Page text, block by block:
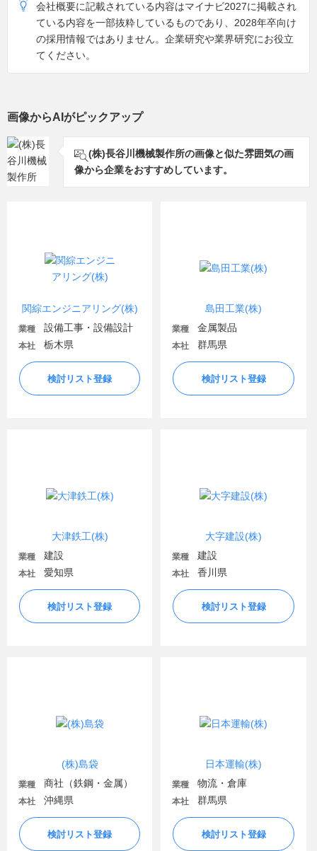
会社概要に記載されている内容はマイナビ2027に掲載され
ている内容を一部抜粋しているものであり、2028年卒向け
の採用情報ではありません。企業研究や業界研究にお役立
てください。
画像からAIがピックアップ
(株)長谷川機械製作所の画像と似た雰囲気の画
像から企業をおすすめしています。
関綜エンジニアリング(株)
業種 設備工事・設備設計
本社 栃木県
検討リスト登録
島田工業(株)
業種 金属製品
本社 群馬県
検討リスト登録
大津鉄工(株)
業種 建設
本社 愛知県
検討リスト登録
大字建設(株)
業種 建設
本社 香川県
検討リスト登録
(株)島袋
業種 商社（鉄鋼・金属）
本社 沖縄県
検討リスト登録
日本運輸(株)
業種 物流・倉庫
本社 群馬県
検討リスト登録